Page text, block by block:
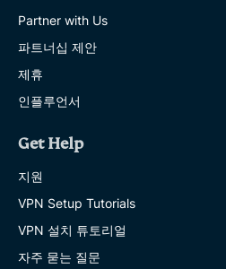
Partner with Us
파트너십 제안
제휴
인플루언서
Get Help
지원
VPN Setup Tutorials
VPN 설치 튜토리얼
자주 묻는 질문